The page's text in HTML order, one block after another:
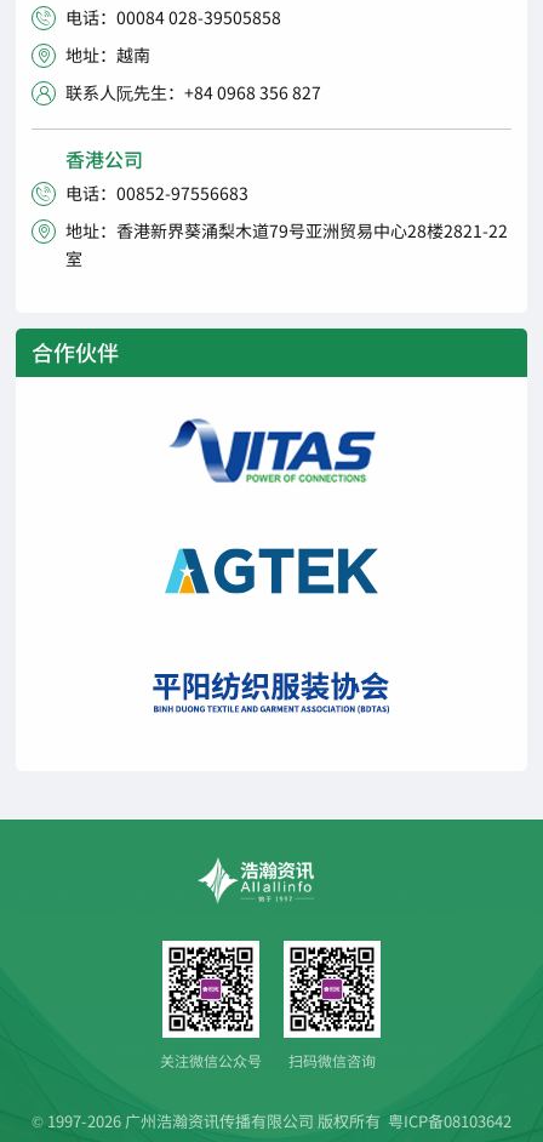
 电话：00084 028-39505858
 地址：越南
 联系人阮先生：+84 0968 356 827
香港公司
 电话：00852-97556683

地址：香港新界葵涌梨木道79号亚洲贸易中心28楼2821-22
室
合作伙伴
关注微信公众号 扫码微信咨询
© 1997-2026 广州浩瀚资讯传播有限公司 版权所有 粤ICP备08103642